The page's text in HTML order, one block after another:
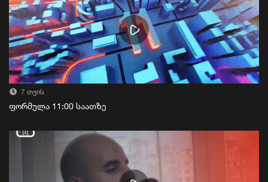
7 თვის
ფორმულა 11:00 საათზე